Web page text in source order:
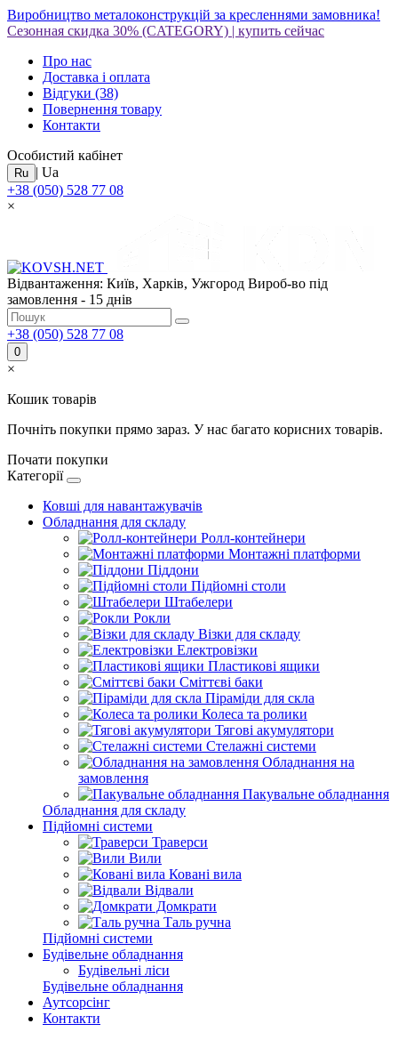
Виробництво металоконструкцій за кресленнями замовника!
Сезонная скидка 30% (CATEGORY) | купить сейчас
Про нас
Доставка і оплата
Відгуки (38)
Повернення товару
Контакти
Особистий кабінет
Ru | Ua
+38 (050) 528 77 08
×
Відвантаження: Київ, Харків, Ужгород Вироб-во під
замовлення - 15 днів
+38 (050) 528 77 08
0
×
Кошик товарів
Почніть покупки прямо зараз. У нас багато корисних товарів.
Почати покупки
Категорії
Ковші для навантажувачів
Обладнання для складу
Ролл-контейнери
Монтажні платформи
Піддони
Підйомні столи
Штабелери
Рокли
Візки для складу
Електровізки
Пластикові ящики
Сміттєві баки
Піраміди для скла
Колеса та ролики
Тягові акумулятори
Стелажні системи
Обладнання на
замовлення
Пакувальне обладнання
Обладнання для складу
Підйомні системи
Траверси
Вили
Ковані вила
Відвали
Домкрати
Таль ручна
Підйомні системи
Будівельне обладнання
Будівельні ліси
Будівельне обладнання
Аутсорсінг
Контакти